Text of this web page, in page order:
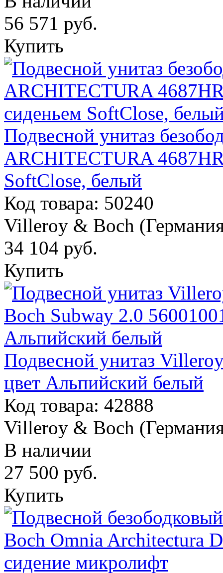
56 571 руб.
Купить
Подвесной унитаз
ARCHITECTURA
SoftСlose, белый
Код товара: 50240
Villeroy & Boch
34 104 руб.
Купить
Подвесной унитаз
цвет Альпийский белый
Код товара: 42888
Villeroy & Boch
В наличии
27 500 руб.
Купить